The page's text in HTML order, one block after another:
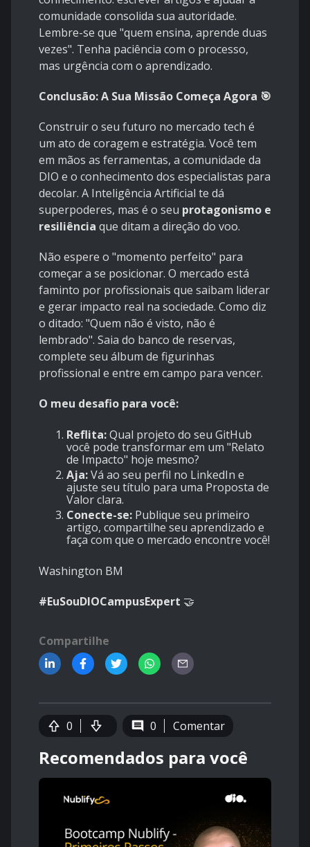
comunidade consolida sua autoridade.
Lembre-se que "quem ensina, aprende duas
vezes". Tenha paciência com o processo,
mas urgência com o aprendizado.
Conclusão: A Sua Missão Começa Agora 🎯
Construir o seu futuro no mercado tech é
um ato de coragem e estratégia. Você tem
em mãos as ferramentas, a comunidade da
DIO e o conhecimento dos especialistas para
decolar. A Inteligência Artificial te dá
superpoderes, mas é o seu protagonismo e
resiliência que ditam a direção do voo.
Não espere o "momento perfeito" para
começar a se posicionar. O mercado está
faminto por profissionais que saibam liderar
e gerar impacto real na sociedade. Como diz
o ditado: "Quem não é visto, não é
lembrado". Saia do banco de reservas,
complete seu álbum de figurinhas
profissional e entre em campo para vencer.
O meu desafio para você:
Reflita:Qual projeto do seu GitHub
você pode transformar em um "Relato
de Impacto" hoje mesmo?
Aja:Vá ao seu perfil no LinkedIn e
ajuste seu título para uma Proposta de
Valor clara.
Conecte-se: Publique seu primeiro
artigo, compartilhe seu aprendizado e
faça com que o mercado encontre você!
Washington BM
#EuSouDIOCampusExpert 🤝
Compartilhe
0 0 Comentar
Recomendados para você